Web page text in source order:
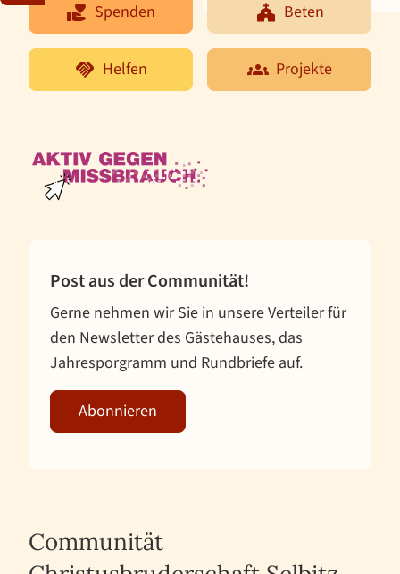
Spenden
Beten
Projekte
Spenden Beten
Helfen Projekte
Communität
Post aus der Communität!
Gerne nehmen wir Sie in unsere Verteiler für
den Newsletter des Gästehauses, das
Jahresporgramm und Rundbriefe auf.
Abonnieren